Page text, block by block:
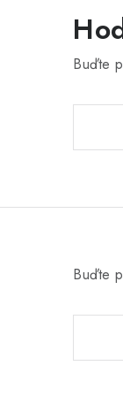
Buďte
Buďte